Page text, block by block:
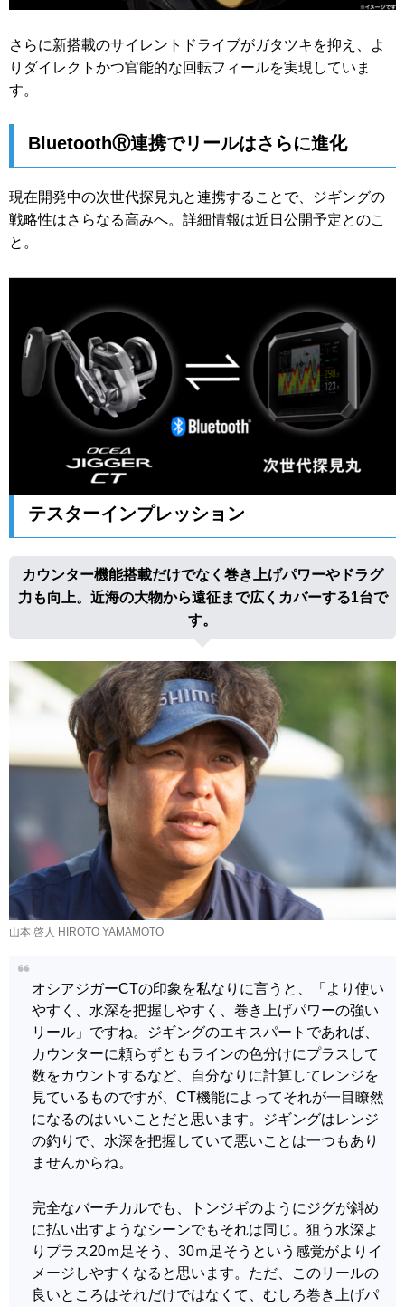
さらに新搭載のサイレントドライブがガタツキを抑え、よ
りダイレクトかつ官能的な回転フィールを実現していま
す。
BluetoothⓇ連携でリールはさらに進化
現在開発中の次世代探見丸と連携することで、ジギングの
戦略性はさらなる高みへ。詳細情報は近日公開予定とのこ
と。
テスターインプレッション
カウンター機能搭載だけでなく巻き上げパワーやドラグ
力も向上。近海の大物から遠征まで広くカバーする1台で
す。
山本 啓人 HIROTO YAMAMOTO
オシアジガーCTの印象を私なりに言うと、「より使い
やすく、水深を把握しやすく、巻き上げパワーの強い
リール」ですね。ジギングのエキスパートであれば、
カウンターに頼らずともラインの色分けにプラスして
数をカウントするなど、自分なりに計算してレンジを
見ているものですが、CT機能によってそれが一目瞭然
になるのはいいことだと思います。ジギングはレンジ
の釣りで、水深を把握していて悪いことは一つもあり
ませんからね。
完全なバーチカルでも、トンジギのようにジグが斜め
に払い出すようなシーンでもそれは同じ。狙う水深よ
りプラス20ｍ足そう、30ｍ足そうという感覚がよりイ
メージしやすくなると思います。ただ、このリールの
良いところはそれだけではなくて、むしろ巻き上げパ